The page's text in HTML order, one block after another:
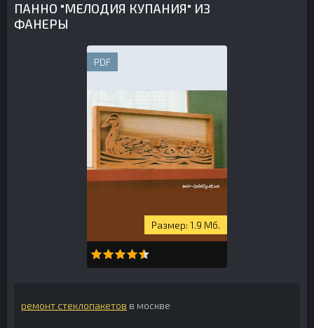
ПАННО "МЕЛОДИЯ КУПАНИЯ" ИЗ
ФАНЕРЫ
PDF
1.9 Мб.
ремонт стеклопакетов в москве